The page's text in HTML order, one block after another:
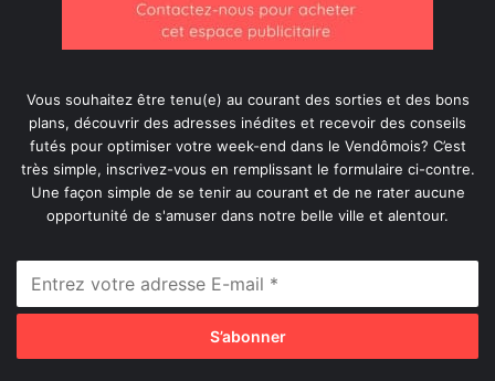
Vous souhaitez être tenu(e) au courant des sorties et des bons
plans, découvrir des adresses inédites et recevoir des conseils
futés pour optimiser votre week-end dans le Vendômois? C’est
très simple, inscrivez-vous en remplissant le formulaire ci-contre.
Une façon simple de se tenir au courant et de ne rater aucune
opportunité de s'amuser dans notre belle ville et alentour.